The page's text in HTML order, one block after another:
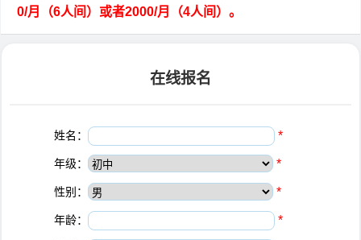
0/月（6人间）或者2000/月（4人间）。
在线报名
姓名： *
年级： *
性别： *
年龄： *